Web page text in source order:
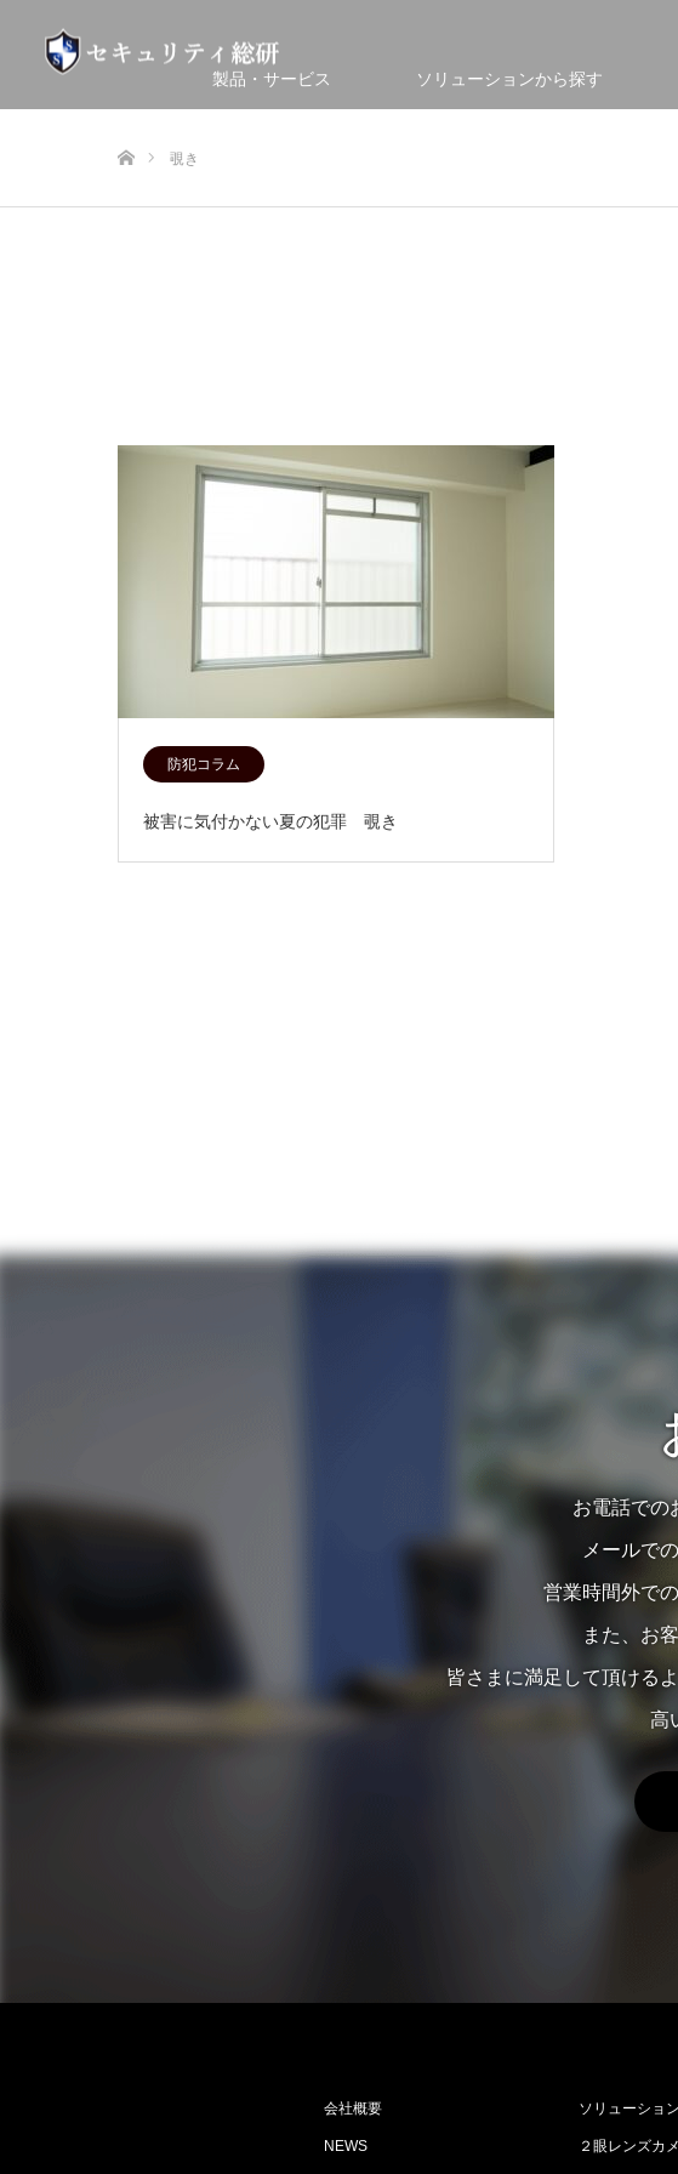
製品・サービス ソリューションから探す
覗き
防犯コラム
被害に気付かない夏の犯罪 覗き
お電話での
メールで
営業時間外で
また、お
皆さまに満足して頂ける
高
会社概要
NEWS
ソリューショ
２眼レンズカ